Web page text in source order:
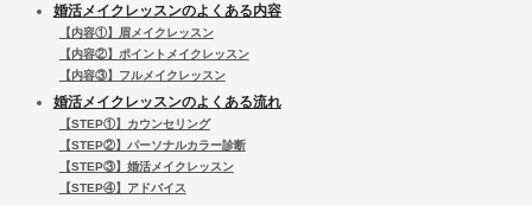
婚活メイクレッスンのよくある内容
【内容①】眉メイクレッスン
【内容②】ポイントメイクレッスン
【内容③】フルメイクレッスン
婚活メイクレッスンのよくある流れ
【STEP①】カウンセリング
【STEP②】パーソナルカラー診断
【STEP③】婚活メイクレッスン
【STEP④】アドバイス